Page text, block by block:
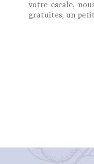
votre escale,
gratuites, un petit